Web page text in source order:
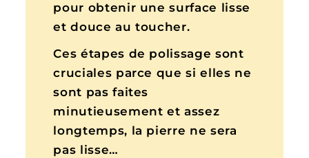
pour obtenir une surface lisse
et douce au toucher.
Ces étapes de polissage sont
cruciales parce que si elles ne
sont pas faites
minutieusement et assez
longtemps, la pierre ne sera
pas lisse…